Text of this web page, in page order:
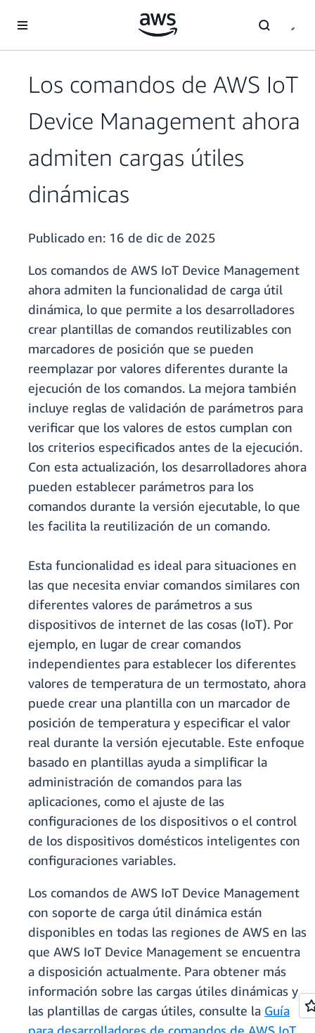
Los comandos de AWS IoT
Device Management ahora
admiten cargas útiles
dinámicas
Publicado en: 16 de dic de 2025
Los comandos de AWS IoT Device Management
ahora admiten la funcionalidad de carga útil
dinámica, lo que permite a los desarrolladores
crear plantillas de comandos reutilizables con
marcadores de posición que se pueden
reemplazar por valores diferentes durante la
ejecución de los comandos. La mejora también
incluye reglas de validación de parámetros para
verificar que los valores de estos cumplan con
los criterios especificados antes de la ejecución.
Con esta actualización, los desarrolladores ahora
pueden establecer parámetros para los
comandos durante la versión ejecutable, lo que
les facilita la reutilización de un comando.
Esta funcionalidad es ideal para situaciones en
las que necesita enviar comandos similares con
diferentes valores de parámetros a sus
dispositivos de internet de las cosas (IoT). Por
ejemplo, en lugar de crear comandos
independientes para establecer los diferentes
valores de temperatura de un termostato, ahora
puede crear una plantilla con un marcador de
posición de temperatura y especificar el valor
real durante la versión ejecutable. Este enfoque
basado en plantillas ayuda a simplificar la
administración de comandos para las
aplicaciones, como el ajuste de las
configuraciones de los dispositivos o el control
de los dispositivos domésticos inteligentes con
configuraciones variables.
Los comandos de AWS IoT Device Management
con soporte de carga útil dinámica están
disponibles en todas las regiones de AWS en las
que AWS IoT Device Management se encuentra
a disposición actualmente. Para obtener más
información sobre las cargas útiles dinámicas y
las plantillas de cargas útiles, consulte la Guía